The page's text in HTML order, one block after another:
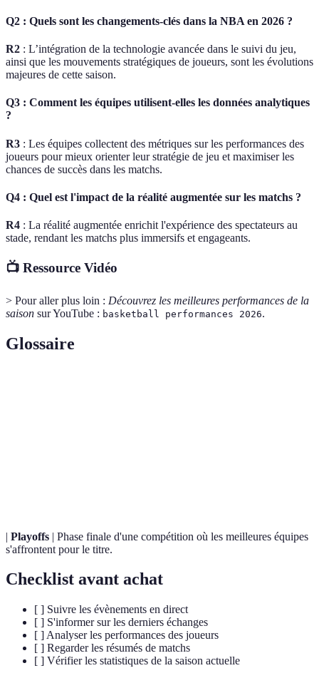
Q2 : Quels sont les changements-clés dans la NBA en 2026 ?
R2 : L’intégration de la technologie avancée dans le suivi du jeu,
ainsi que les mouvements stratégiques de joueurs, sont les évolutions
majeures de cette saison.
Q3 : Comment les équipes utilisent-elles les données analytiques
?
R3 : Les équipes collectent des métriques sur les performances des
joueurs pour mieux orienter leur stratégie de jeu et maximiser les
chances de succès dans les matchs.
Q4 : Quel est l'impact de la réalité augmentée sur les matchs ?
R4 : La réalité augmentée enrichit l'expérience des spectateurs au
stade, rendant les matchs plus immersifs et engageants.
📺 Ressource Vidéo
> Pour aller plus loin : Découvrez les meilleures performances de la
saison sur YouTube : basketball performances 2026.
Glossaire
| Playoffs | Phase finale d'une compétition où les meilleures équipes
s'affrontent pour le titre.
Checklist avant achat
[ ] Suivre les évènements en direct
[ ] S'informer sur les derniers échanges
[ ] Analyser les performances des joueurs
[ ] Regarder les résumés de matchs
[ ] Vérifier les statistiques de la saison actuelle